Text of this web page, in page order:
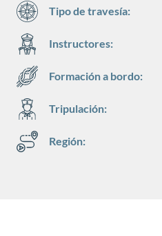
Tipo de travesía:
Instructores:
Formación a bordo:
Tripulación:
Región: